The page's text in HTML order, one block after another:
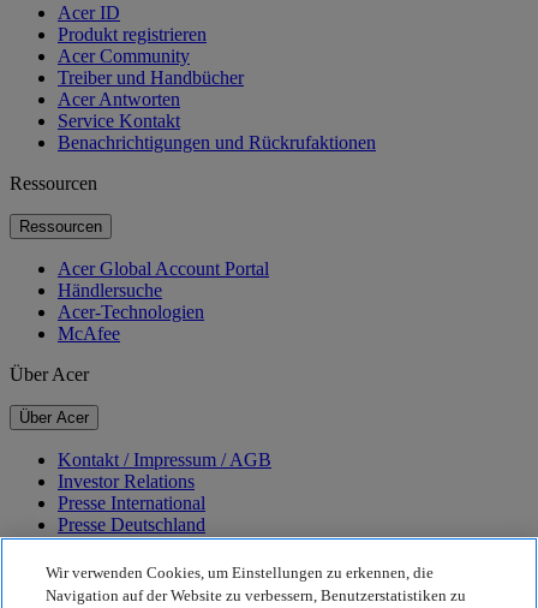
Acer ID
Produkt registrieren
Acer Community
Treiber und Handbücher
Acer Antworten
Service Kontakt
Benachrichtigungen und Rückrufaktionen
Ressourcen
Ressourcen
Acer Global Account Portal
Händlersuche
Acer-Technologien
McAfee
Über Acer
Über Acer
Kontakt / Impressum / AGB
Investor Relations
Presse International
Presse Deutschland
Auszeichnungen
Veranstaltungen
Karriere
Wir verwenden Cookies, um Einstellungen zu erkennen, die
Navigation auf der Website zu verbessern, Benutzerstatistiken zu